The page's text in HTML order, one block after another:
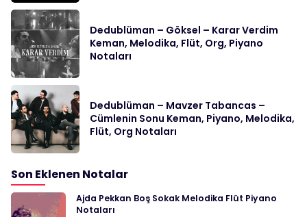
Dedublüman – Göksel – Karar Verdim
Keman, Melodika, Flüt, Org, Piyano
Notaları
Dedublüman – Mavzer Tabancas –
Cümlenin Sonu Keman, Piyano, Melodika,
Flüt, Org Notaları
Son Eklenen Notalar
Ajda Pekkan Boş Sokak Melodika Flüt Piyano
Notaları